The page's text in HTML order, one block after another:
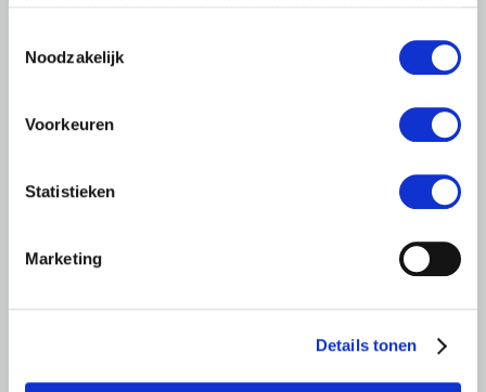
Noodzakelijk
Voorkeuren
Statistieken
Marketing
Details tonen
Ronald Oenema op het melkveebedrijf van Jolmer de
Lees meer